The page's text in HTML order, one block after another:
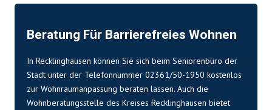
Beratung Für Barrierefreies Wohnen
In Recklinghausen können Sie sich beim Seniorenbüro der
Stadt unter der Telefonnummer 02361/50-1950 kostenlos
zur Wohnraumanpassung beraten lassen. Auch die
Wohnberatungsstelle des Kreises Recklinghausen bietet